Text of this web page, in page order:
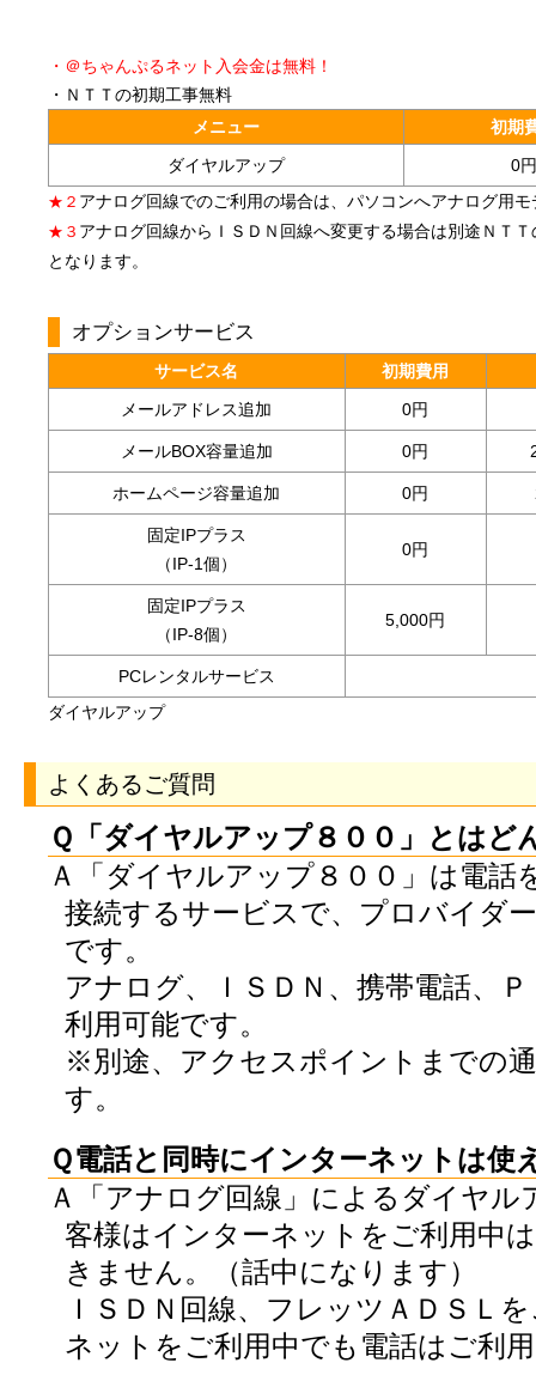
・＠ちゃんぷるネット入会金は無料！
・ＮＴＴの初期工事無料
メニュー
初期
ダイヤルアップ
0円
★２ アナログ回線でのご利用の場合は、パソコンへアナログ用
★３ アナログ回線からＩＳＤＮ回線へ変更する場合は別途ＮＴ
となります。
オプションサービス
サービス名
初期費用
メールアドレス追加
0円
メールBOX容量追加 0円
ホームページ容量追加 0円
固定IPプラス
（IP-1個）
0円
固定IPプラス
（IP-8個）
5,000円
PCレンタルサービス
ダイヤルアップ
よくあるご質問
Ｑ「ダイヤルアップ８００」とはど
Ａ「ダイヤルアップ８００」は電
接続するサービスで、プロバイダ
です。
アナログ、ＩＳＤＮ、携帯電話、
利用可能です。
※別途、アクセスポイントまでの
す。
Ｑ電話と同時にインターネットは使
Ａ「アナログ回線」によるダイヤ
客様はインターネットをご利用中
きません。（話中になります）
ＩＳＤＮ回線、フレッツＡＤＳＬ
ネットをご利用中でも電話はご利